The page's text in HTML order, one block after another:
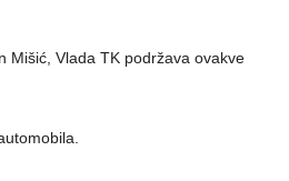
Mišić, Vlada TK podržava ovakve